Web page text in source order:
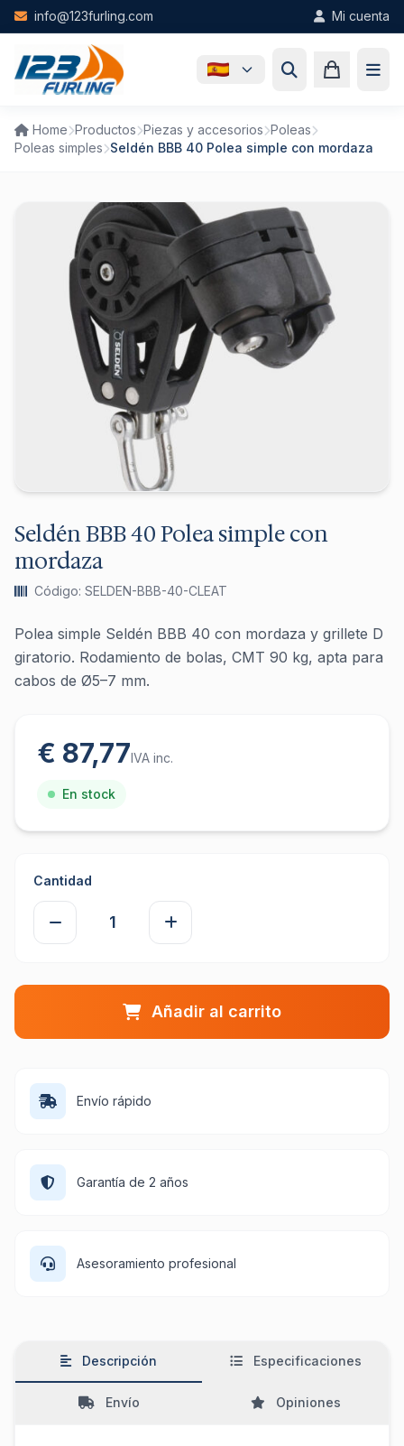
Skip to main content
info@123furling.com Mi cuenta
Home Productos Piezas y accesorios Poleas
Poleas simples Seldén BBB 40 Polea simple con mordaza
Seldén BBB 40 Polea simple con
mordaza
Código: SELDEN-BBB-40-CLEAT
Polea simple Seldén BBB 40 con mordaza y grillete D
giratorio. Rodamiento de bolas, CMT 90 kg, apta para
cabos de Ø5–7 mm.
€ 87,77IVA inc.
En stock
Cantidad
Añadir al carrito
Envío rápido
Garantía de 2 años
Asesoramiento profesional
Descripción Especificaciones
Envío Opiniones